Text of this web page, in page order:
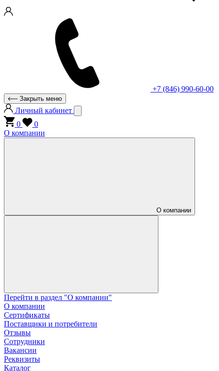
+7 (846) 990-60-00
Закрыть меню
Личный кабинет
0
0
О компании
О компании
Перейти в раздел "О компании"
О компании
Сертификаты
Поставщики и потребители
Отзывы
Сотрудники
Вакансии
Реквизиты
Каталог